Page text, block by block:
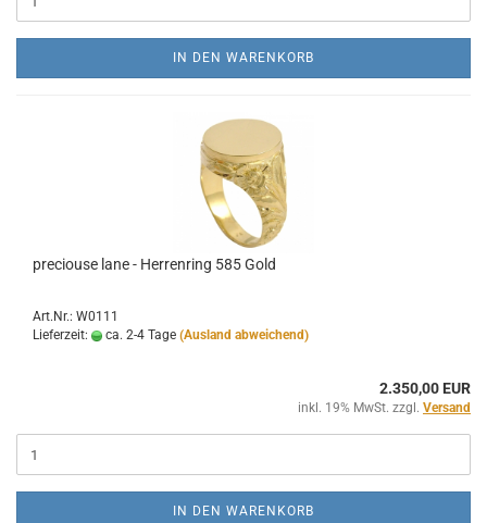
IN DEN WARENKORB
preciouse lane - Herrenring 585 Gold
Art.Nr.: W0111
Lieferzeit:
ca. 2-4 Tage (Ausland abweichend)
2.350,00 EUR
inkl. 19% MwSt. zzgl. Versand
IN DEN WARENKORB